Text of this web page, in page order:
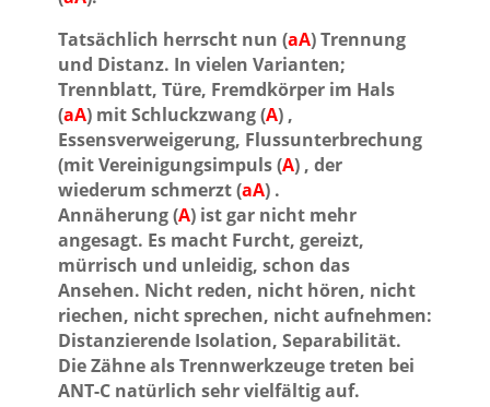
Tatsächlich herrscht nun (aA) Trennung
und Distanz. In vielen Varianten;
Trennblatt, Türe, Fremdkörper im Hals
(aA) mit Schluckzwang (A) ,
Essensverweigerung, Flussunterbrechung
(mit Vereinigungsimpuls (A) , der
wiederum schmerzt (aA) .
Annäherung (A) ist gar nicht mehr
angesagt. Es macht Furcht, gereizt,
mürrisch und unleidig, schon das
Ansehen. Nicht reden, nicht hören, nicht
riechen, nicht sprechen, nicht aufnehmen:
Distanzierende Isolation, Separabilität.
Die Zähne als Trennwerkzeuge treten bei
ANT-C natürlich sehr vielfältig auf.